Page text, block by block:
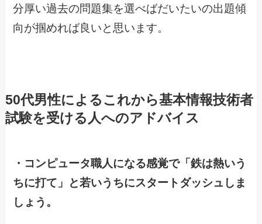
分厚い過去の問題集を選べばだいたいの出題傾
向が掴めれば良いと思います。
50代男性によるこれから基本情報技術者
試験を受ける人へのアドバイス
・コンピュータ職人になる感覚で「鉄は熱いう
ちに打て」と若いうちにスタートダッシュしま
しょう。